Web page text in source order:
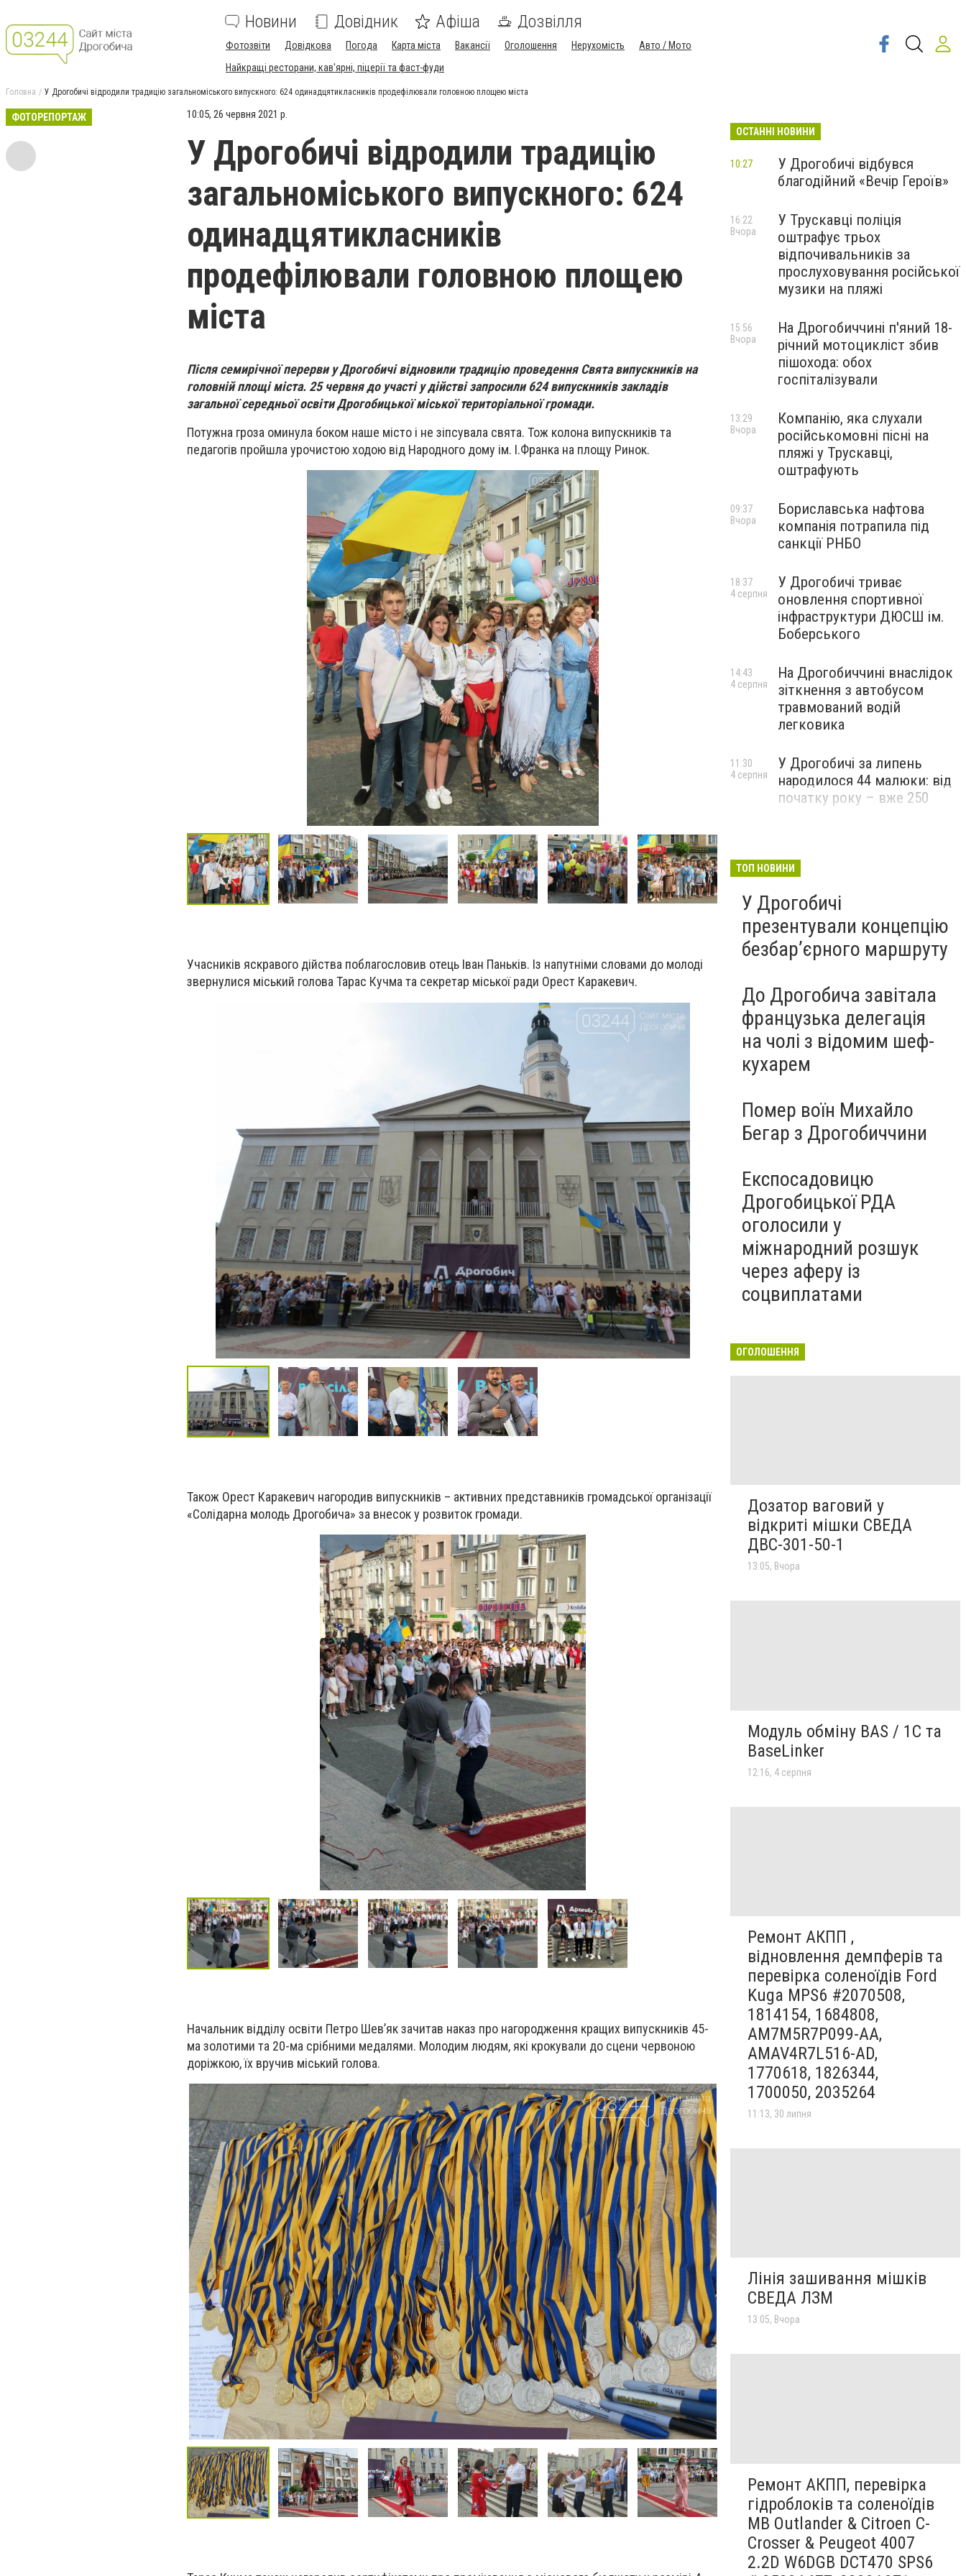
Новини Довідник Афіша Дозвілля
Фотозвіти Довідкова Погода Карта міста Вакансії Оголошення Нерухомість
Авто / Мото
Найкращі ресторани, кав'ярні, піцерії та фаст-фуди
Головна У Дрогобичі відродили традицію загальноміського випускного: 624 одинадцятикласників продефілювали головною площею міста
ФОТОРЕПОРТАЖ 10:05, 26 червня 2021 р.
У Дрогобичі відродили традицію
загальноміського випускного: 624
одинадцятикласників
продефілювали головною площею
міста
Після семирічної перерви у Дрогобичі відновили традицію проведення Свята випускників на
головній площі міста. 25 червня до участі у дійстві запросили 624 випускників закладів
загальної середньої освіти Дрогобицької міської територіальної громади.
Потужна гроза оминула боком наше місто і не зіпсувала свята. Тож колона випускників та
педагогів пройшла урочистою ходою від Народного дому ім. І.Франка на площу Ринок.
Учасників яскравого дійства поблагословив отець Іван Паньків. Із напутніми словами до молоді
звернулися міський голова Тарас Кучма та секретар міської ради Орест Каракевич.
Також Орест Каракевич нагородив випускників – активних представників громадської організації
«Солідарна молодь Дрогобича» за внесок у розвиток громади.
Начальник відділу освіти Петро Шев’як зачитав наказ про нагородження кращих випускників 45-
ма золотими та 20-ма срібними медалями. Молодим людям, які крокували до сцени червоною
доріжкою, їх вручив міський голова.
ОСТАННІ НОВИНИ
У Дрогобичі відбувся
благодійний «Вечір Героїв»
10:27
У Трускавці поліція
оштрафує трьох
відпочивальників за
прослуховування російської
музики на пляжі
16:22
Вчора
На Дрогобиччині п'яний 18-
річний мотоцикліст збив
пішохода: обох
госпіталізували
15:56
Вчора
Компанію, яка слухали
російськомовні пісні на
пляжі у Трускавці,
оштрафують
13:29
Вчора
Бориславська нафтова
компанія потрапила під
санкції РНБО
09:37
Вчора
У Дрогобичі триває
оновлення спортивної
інфраструктури ДЮСШ ім.
Боберського
18:37
4 серпня
На Дрогобиччині внаслідок
зіткнення з автобусом
травмований водій
легковика
14:43
4 серпня
У Дрогобичі за липень
народилося 44 малюки: від
початку року – вже 250
11:30
4 серпня
ТОП НОВИНИ
У Дрогобичі
презентували концепцію
безбар’єрного маршруту
До Дрогобича завітала
французька делегація
на чолі з відомим шеф-
кухарем
Помер воїн Михайло
Бегар з Дрогобиччини
Експосадовицю
Дрогобицької РДА
оголосили у
міжнародний розшук
через аферу із
соцвиплатами
ОГОЛОШЕННЯ
Дозатор ваговий у
відкриті мішки СВЕДА
ДВС-301-50-1
13:05, Вчора
Модуль обміну BAS / 1C та
BaseLinker
12:16, 4 серпня
Ремонт АКПП ,
відновлення демпферів та
перевірка соленоїдів Ford
Kuga MPS6 #2070508,
1814154, 1684808,
AM7M5R7P099-AA,
AMAV4R7L516-AD,
1770618, 1826344,
1700050, 2035264
11:13, 30 липня
Лінія зашивання мішків
СВЕДА ЛЗМ
13:05, Вчора
Ремонт АКПП, перевірка
гідроблоків та соленоїдів
MB Outlander & Citroen C-
Crosser & Peugeot 4007
2.2D W6DGB DCT470 SPS6